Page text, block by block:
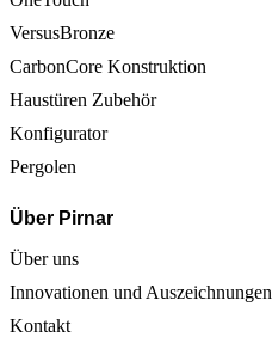
VersusBronze
CarbonCore Konstruktion
Haustüren Zubehör
Konfigurator
Pergolen
Über Pirnar
Über uns
Innovationen und Auszeichnungen
Kontakt